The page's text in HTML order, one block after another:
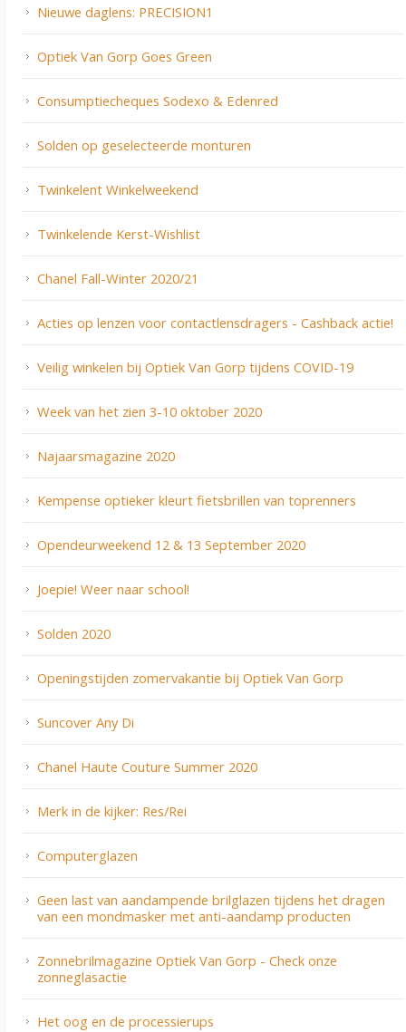
Nieuwe daglens: PRECISION1
Optiek Van Gorp Goes Green
Consumptiecheques Sodexo & Edenred
Solden op geselecteerde monturen
Twinkelent Winkelweekend
Twinkelende Kerst-Wishlist
Chanel Fall-Winter 2020/21
Acties op lenzen voor contactlensdragers - Cashback actie!
Veilig winkelen bij Optiek Van Gorp tijdens COVID-19
Week van het zien 3-10 oktober 2020
Najaarsmagazine 2020
Kempense optieker kleurt fietsbrillen van toprenners
Opendeurweekend 12 & 13 September 2020
Joepie! Weer naar school!
Solden 2020
Openingstijden zomervakantie bij Optiek Van Gorp
Suncover Any Di
Chanel Haute Couture Summer 2020
Merk in de kijker: Res/Rei
Computerglazen
Geen last van aandampende brilglazen tijdens het dragen
van een mondmasker met anti-aandamp producten
Zonnebrilmagazine Optiek Van Gorp - Check onze
zonneglasactie
Het oog en de processierups